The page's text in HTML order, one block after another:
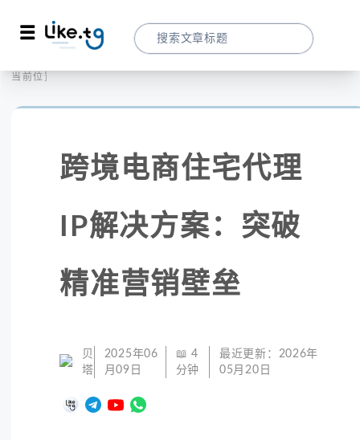
当前位置：
跨境电商住宅代理
IP解决方案：突破
精准营销壁垒
贝
塔
2025年06
月09日
📖 4
分钟
最近更新： 2026年
05月20日